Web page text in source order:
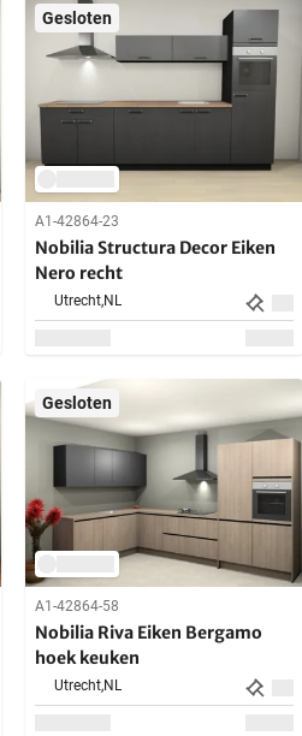
Gesloten
A1-42864-23
Nobilia Structura Decor Eiken
Nero recht
Utrecht,NL
Gesloten
A1-42864-58
Nobilia Riva Eiken Bergamo
hoek keuken
Utrecht,NL